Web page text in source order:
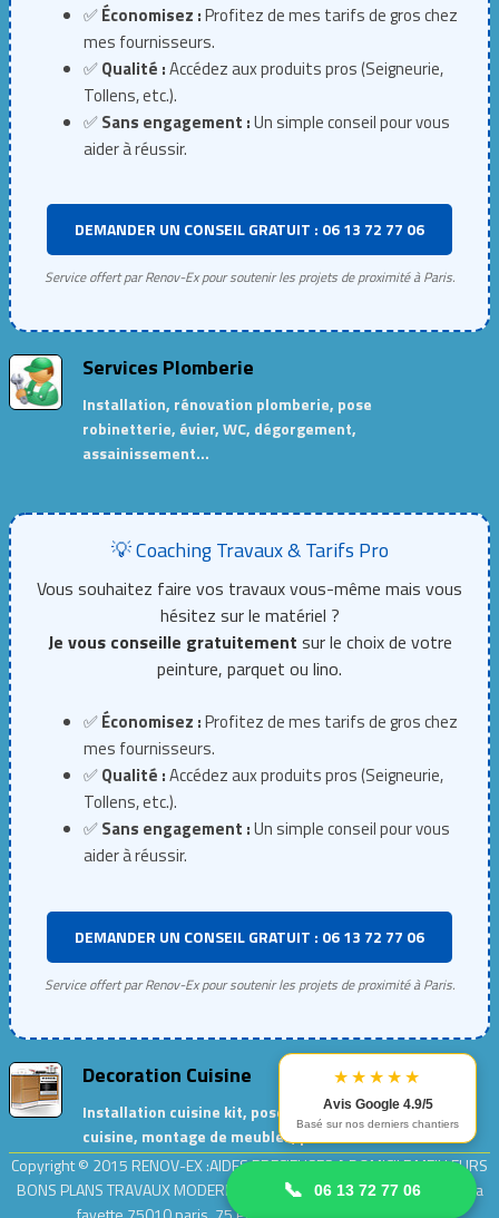
★★★★★
Avis Google 4.9/5
Basé sur nos derniers chantiers
📞 06 13 72 77 06
✅Économisez :Profitez de mes tarifs de gros chez
mes fournisseurs.
✅Qualité :Accédez aux produits pros (Seigneurie,
Tollens, etc.).
✅Sans engagement :Un simple conseil pour vous
aider à réussir.
DEMANDER UN CONSEIL GRATUIT : 06 13 72 77 06
Service offert par Renov-Ex pour soutenir les projets de proximité à Paris.
Services Plomberie
Installation, rénovation plomberie, pose
robinetterie, évier, WC, dégorgement,
assainissement…
💡 Coaching Travaux & Tarifs Pro
Vous souhaitez faire vos travaux vous-même mais vous
hésitez sur le matériel ?
Je vous conseille gratuitement sur le choix de votre
peinture, parquet ou lino.
✅Économisez :Profitez de mes tarifs de gros chez
mes fournisseurs.
✅Qualité :Accédez aux produits pros (Seigneurie,
Tollens, etc.).
✅Sans engagement :Un simple conseil pour vous
aider à réussir.
DEMANDER UN CONSEIL GRATUIT : 06 13 72 77 06
Service offert par Renov-Ex pour soutenir les projets de proximité à Paris.
Decoration Cuisine
Installation cuisine kit, pose de meubles de
cuisine, montage de meubles, peinture cuisine…
Copyright © 2015 RENOV-EX :AIDES PRECIEUSES A DOMICILE.MEILLEURS
BONS PLANS TRAVAUX MODERNES ET ECOLOGIQUES| Adresse : rue la